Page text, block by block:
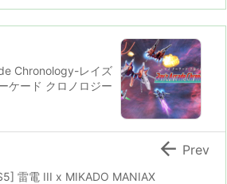
Chronology-レイズ
ケード クロノロジー
雷電 III x MIKADO MANIAX
 Prev